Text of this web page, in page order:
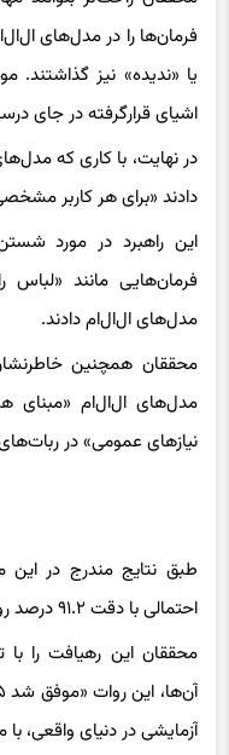
یا «ندیده» نیز
اشیای قرارگرفته در جای
در نهایت، با کاری که
دادند «برای هر کاربر
این راهبرد در مورد
فرمان‌هایی مانند
مدل‌های ال‌ال‌ام دادند.
محققان همچنین
مدل‌های ال‌ال‌ام «مبنای
نیازهای عمومی» در
احتمالی با دقت ۹۱.۲ درصد روی اشیای ندیده» عمل کرد.
محققان این رهیافت را با
آزمایشی در دنیای واقعی،
در این مقاله آمده است که